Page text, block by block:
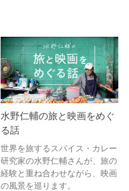
水野仁輔の旅と映画をめぐ
る話
世界を旅するスパイス・カレー
研究家の水野仁輔さんが、旅の
経験と重ね合わせながら、映画
の風景を巡ります。